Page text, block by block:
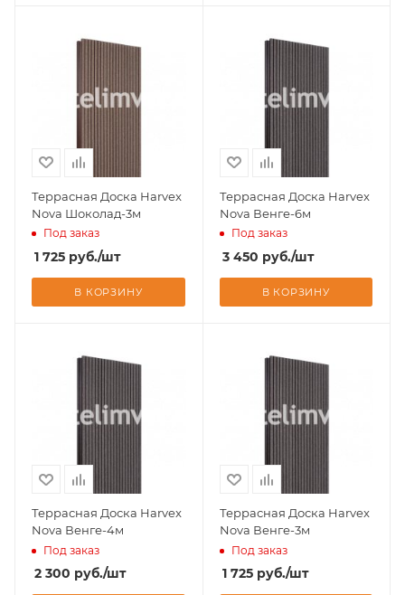
Террасная Доска Harvex
Nova Шоколад-3м
Под заказ
1 725 руб./шт
В КОРЗИНУ
Террасная Доска Harvex
Nova Венге-6м
Под заказ
3 450 руб./шт
В КОРЗИНУ
Террасная Доска Harvex
Nova Венге-4м
Под заказ
2 300 руб./шт
Террасная Доска Harvex
Nova Венге-3м
Под заказ
1 725руб./шт